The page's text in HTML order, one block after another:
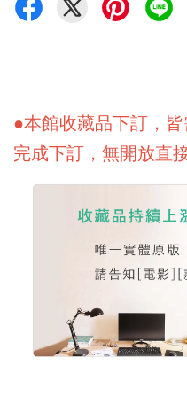
●本館收藏品下訂，
完成下訂，無開放直